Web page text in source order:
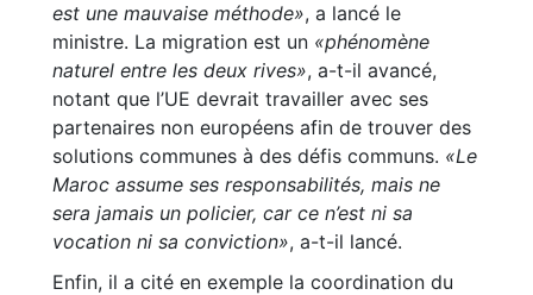
est une mauvaise méthode», a lancé le
ministre. La migration est un «phénomène
naturel entre les deux rives», a-t-il avancé,
notant que l’UE devrait travailler avec ses
partenaires non européens afin de trouver des
solutions communes à des défis communs. «Le
Maroc assume ses responsabilités, mais ne
sera jamais un policier, car ce n’est ni sa
vocation ni sa conviction», a-t-il lancé.
Enfin, il a cité en exemple la coordination du